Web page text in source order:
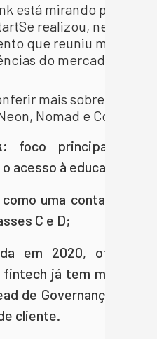
está mirando para
realizou, nesta
que reuniu mais de
do mercado e em
mais sobre o
Nomad e Conta
foco principal no
acesso à educação
uma conta digital
C e D;
em 2020, oferece
já tem mais de
de Governança e
cliente.